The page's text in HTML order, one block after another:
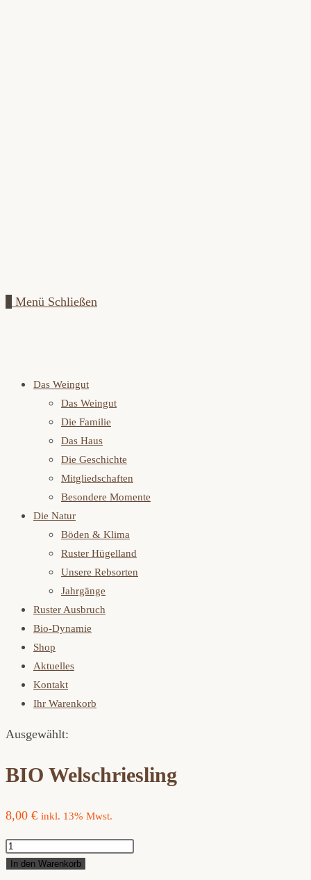
0 Menü Schließen
Das Weingut
Das Weingut
Die Familie
Das Haus
Die Geschichte
Mitgliedschaften
Besondere Momente
Die Natur
Böden & Klima
Ruster Hügelland
Unsere Rebsorten
Jahrgänge
Ruster Ausbruch
Bio-Dynamie
Shop
Aktuelles
Kontakt
Ihr Warenkorb
Ausgewählt:
BIO Welschriesling
8,00 € inkl. 13% Mwst.
BIO
Welschriesling
In den Warenkorb